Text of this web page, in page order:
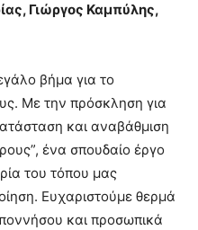
Γιώργος Καμπύλης,
βήμα για το
Με την πρόσκληση για
και αναβάθμιση
ένα σπουδαίο έργο
του τόπου μας
Ευχαριστούμε θερμά
και προσωπικά